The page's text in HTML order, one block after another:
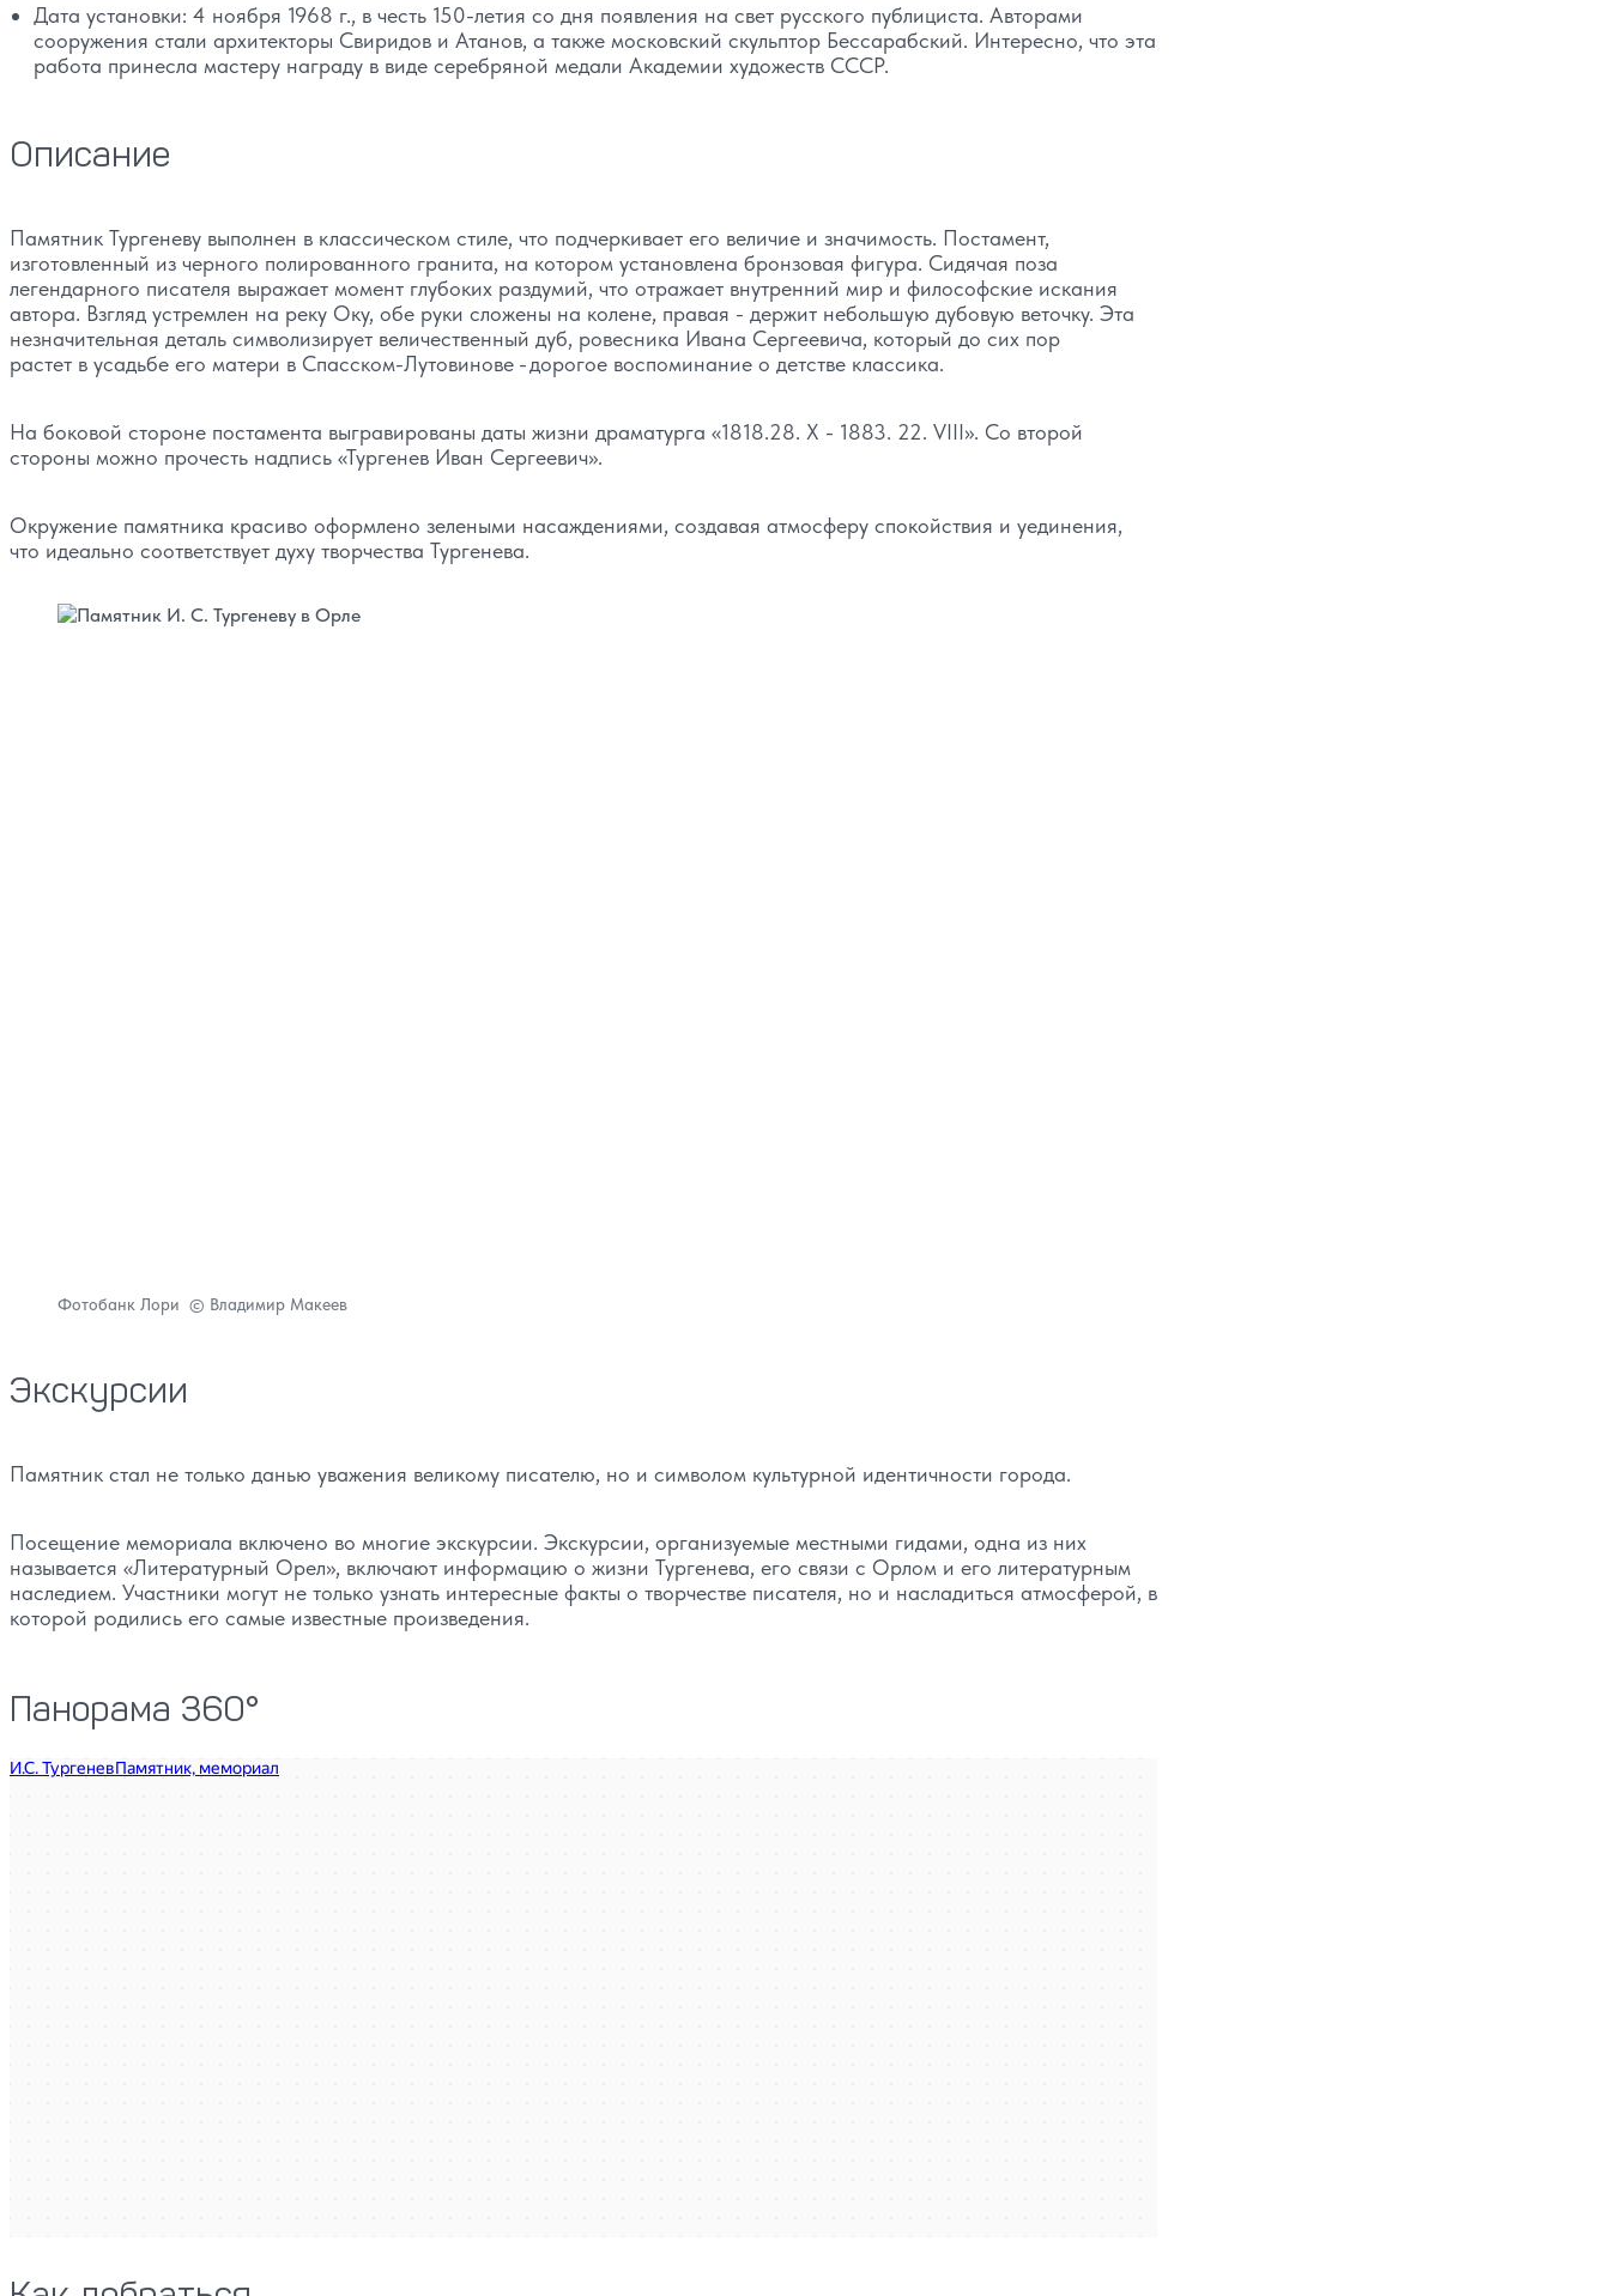
Дата установки: 4 ноября 1968 г., в честь 150-летия со дня появления на свет русского публициста. Авторами
сооружения стали архитекторы Свиридов и Атанов, а также московский скульптор Бессарабский. Интересно, что эта
работа принесла мастеру награду в виде серебряной медали Академии художеств СССР.
Описание
Памятник Тургеневу выполнен в классическом стиле, что подчеркивает его величие и значимость. Постамент,
изготовленный из черного полированного гранита, на котором установлена бронзовая фигура. Сидячая поза
легендарного писателя выражает момент глубоких раздумий, что отражает внутренний мир и философские искания
автора. Взгляд устремлен на реку Оку, обе руки сложены на колене, правая - держит небольшую дубовую веточку. Эта
незначительная деталь символизирует величественный дуб, ровесника Ивана Сергеевича, который до сих пор
растет в усадьбе его матери в Спасском-Лутовинове - дорогое воспоминание о детстве классика.
На боковой стороне постамента выгравированы даты жизни драматурга «1818.28. X - 1883. 22. VIII». Со второй
стороны можно прочесть надпись «Тургенев Иван Сергеевич».
Окружение памятника красиво оформлено зелеными насаждениями, создавая атмосферу спокойствия и уединения,
что идеально соответствует духу творчества Тургенева.
Фотобанк Лори © Владимир Макеев
Экскурсии
Памятник стал не только данью уважения великому писателю, но и символом культурной идентичности города.
Посещение мемориала включено во многие экскурсии. Экскурсии, организуемые местными гидами, одна из них
называется «Литературный Орел», включают информацию о жизни Тургенева, его связи с Орлом и его литературным
наследием. Участники могут не только узнать интересные факты о творчестве писателя, но и насладиться атмосферой, в
которой родились его самые известные произведения.
Панорама 360°